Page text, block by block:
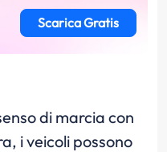
Scarica Gratis
di marcia con
i veicoli possono